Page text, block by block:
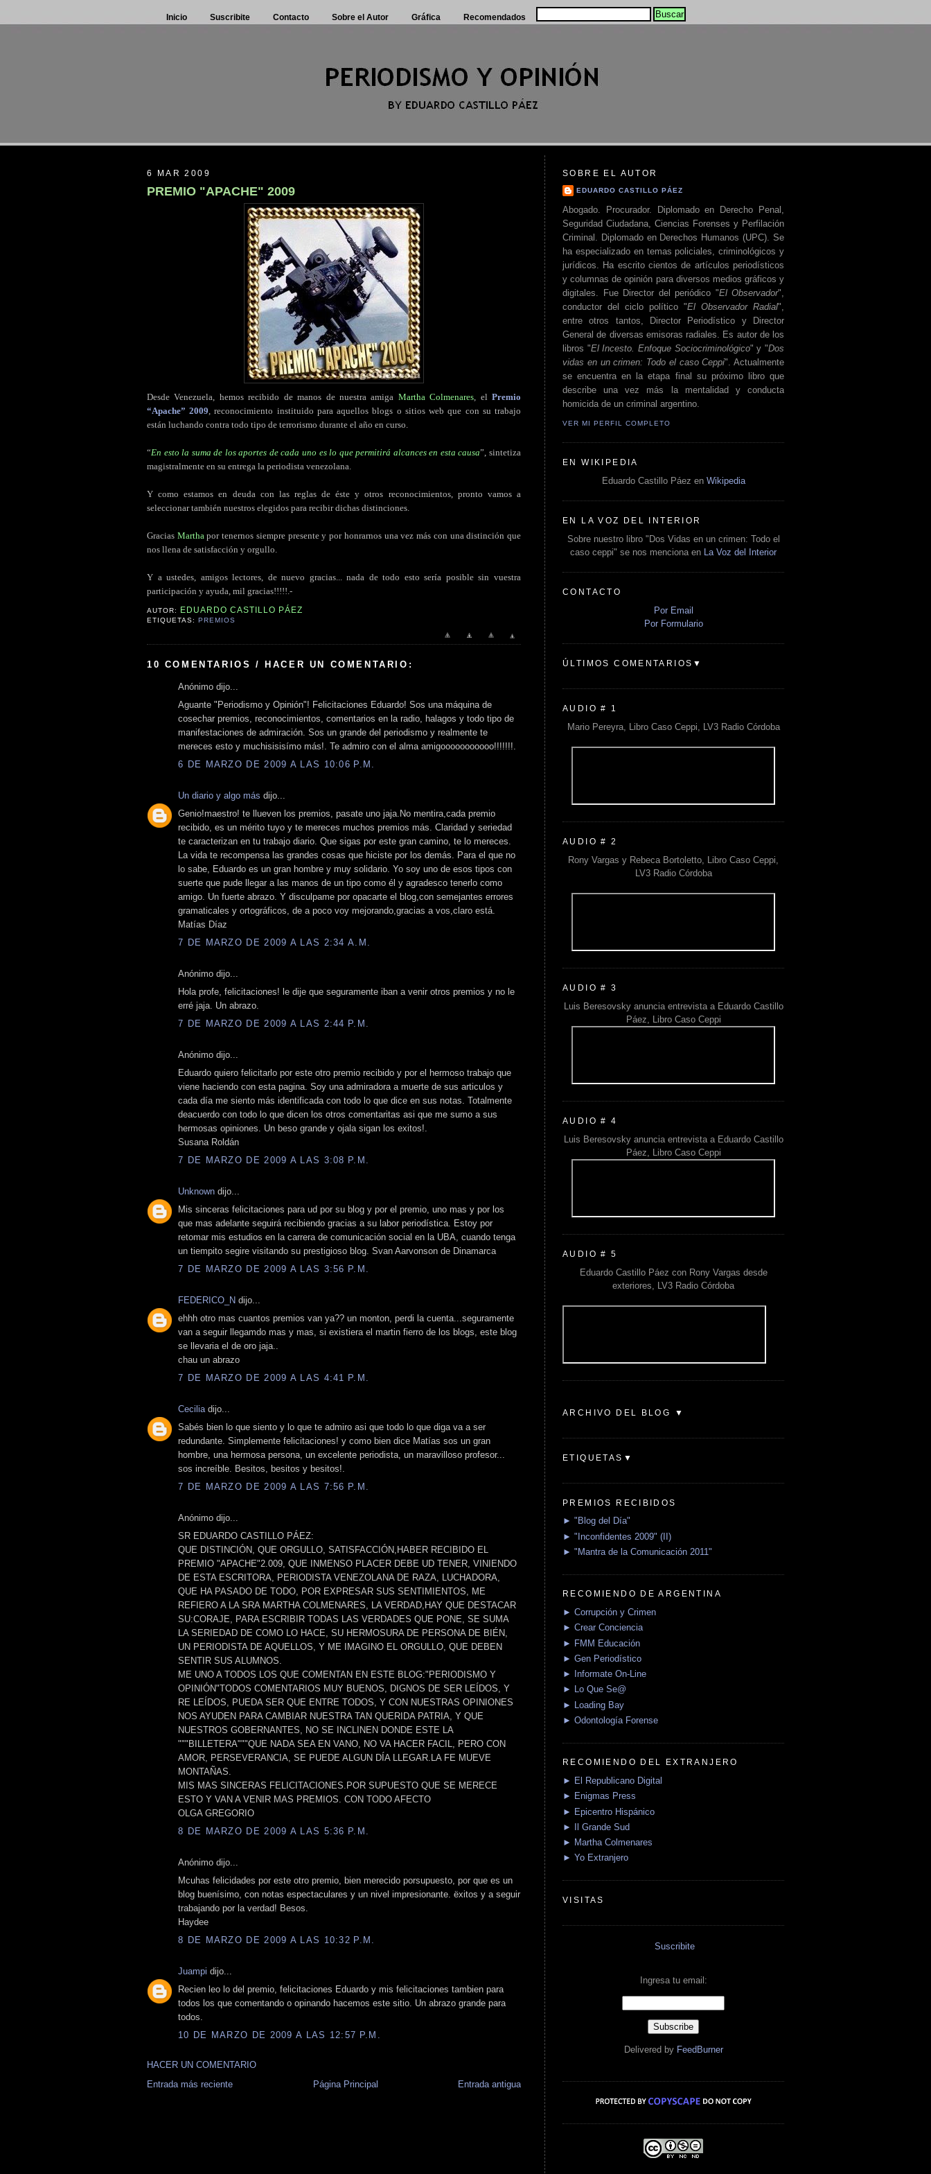
Inicio Suscribite Contacto Sobre el Autor Gráfica Recomendados
6 MAR 2009
PREMIO "APACHE" 2009
Desde Venezuela, hemos recibido de manos de nuestra amiga Martha Colmenares, elPremio
“Apache” 2009, reconocimiento instituido para aquellos blogs o sitios web que con su trabajo
están luchando contra todo tipo de terrorismo durante el año en curso.
“En esto la suma de los aportes de cada uno es lo que permitirá alcances en esta causa”, sintetiza
magistralmente en su entrega la periodista venezolana.
Y como estamos en deuda con las reglas de éste y otros reconocimientos, pronto vamos a
seleccionar también nuestros elegidos para recibir dichas distinciones.
Gracias Marthapor tenernos siempre presente y por honrarnos una vez más con una distinción que
nos llena de satisfacción y orgullo.
Y a ustedes, amigos lectores, de nuevo gracias... nada de todo esto sería posible sin vuestra
participación y ayuda, mil gracias!!!!!.-
AUTOR: EDUARDO CASTILLO PÁEZ
ETIQUETAS:PREMIOS
10 COMENTARIOS / HACER UN COMENTARIO:
Anónimo dijo...
Aguante "Periodismo y Opinión"! Felicitaciones Eduardo! Sos una máquina de
cosechar premios, reconocimientos, comentarios en la radio, halagos y todo tipo de
manifestaciones de admiración. Sos un grande del periodismo y realmente te
mereces esto y muchisisisímo más!. Te admiro con el alma amigooooooooooo!!!!!!!.
6 DE MARZO DE 2009 A LAS 10:06 P.M.
Un diario y algo más dijo...
Genio!maestro! te llueven los premios, pasate uno jaja.No mentira,cada premio
recibido, es un mérito tuyo y te mereces muchos premios más. Claridad y seriedad
te caracterizan en tu trabajo diario. Que sigas por este gran camino, te lo mereces.
La vida te recompensa las grandes cosas que hiciste por los demás. Para el que no
lo sabe, Eduardo es un gran hombre y muy solidario. Yo soy uno de esos tipos con
suerte que pude llegar a las manos de un tipo como él y agradesco tenerlo como
amigo. Un fuerte abrazo. Y disculpame por opacarte el blog,con semejantes errores
gramaticales y ortográficos, de a poco voy mejorando,gracias a vos,claro está.
Matías Díaz
7 DE MARZO DE 2009 A LAS 2:34 A.M.
Anónimo dijo...
Hola profe, felicitaciones! le dije que seguramente iban a venir otros premios y no le
erré jaja. Un abrazo.
7 DE MARZO DE 2009 A LAS 2:44 P.M.
Anónimo dijo...
Eduardo quiero felicitarlo por este otro premio recibido y por el hermoso trabajo que
viene haciendo con esta pagina. Soy una admiradora a muerte de sus articulos y
cada día me siento más identificada con todo lo que dice en sus notas. Totalmente
deacuerdo con todo lo que dicen los otros comentaritas asi que me sumo a sus
hermosas opiniones. Un beso grande y ojala sigan los exitos!.
Susana Roldán
7 DE MARZO DE 2009 A LAS 3:08 P.M.
Unknown dijo...
Mis sinceras felicitaciones para ud por su blog y por el premio, uno mas y por los
que mas adelante seguirá recibiendo gracias a su labor periodística. Estoy por
retomar mis estudios en la carrera de comunicación social en la UBA, cuando tenga
un tiempito segire visitando su prestigioso blog. Svan Aarvonson de Dinamarca
7 DE MARZO DE 2009 A LAS 3:56 P.M.
FEDERICO_N dijo...
ehhh otro mas cuantos premios van ya?? un monton, perdi la cuenta...seguramente
van a seguir llegamdo mas y mas, si existiera el martin fierro de los blogs, este blog
se llevaria el de oro jaja..
chau un abrazo
7 DE MARZO DE 2009 A LAS 4:41 P.M.
Cecilia dijo...
Sabés bien lo que siento y lo que te admiro asi que todo lo que diga va a ser
redundante. Simplemente felicitaciones! y como bien dice Matías sos un gran
hombre, una hermosa persona, un excelente periodista, un maravilloso profesor...
sos increíble. Besitos, besitos y besitos!.
7 DE MARZO DE 2009 A LAS 7:56 P.M.
Anónimo dijo...
SR EDUARDO CASTILLO PÁEZ:
QUE DISTINCIÓN, QUE ORGULLO, SATISFACCIÓN,HABER RECIBIDO EL
PREMIO "APACHE"2.009, QUE INMENSO PLACER DEBE UD TENER, VINIENDO
DE ESTA ESCRITORA, PERIODISTA VENEZOLANA DE RAZA, LUCHADORA,
QUE HA PASADO DE TODO, POR EXPRESAR SUS SENTIMIENTOS, ME
REFIERO A LA SRA MARTHA COLMENARES, LA VERDAD,HAY QUE DESTACAR
SU:CORAJE, PARA ESCRIBIR TODAS LAS VERDADES QUE PONE, SE SUMA
LA SERIEDAD DE COMO LO HACE, SU HERMOSURA DE PERSONA DE BIÉN,
UN PERIODISTA DE AQUELLOS, Y ME IMAGINO EL ORGULLO, QUE DEBEN
SENTIR SUS ALUMNOS.
ME UNO A TODOS LOS QUE COMENTAN EN ESTE BLOG:"PERIODISMO Y
OPINIÓN"TODOS COMENTARIOS MUY BUENOS, DIGNOS DE SER LEÍDOS, Y
RE LEÍDOS, PUEDA SER QUE ENTRE TODOS, Y CON NUESTRAS OPINIONES
NOS AYUDEN PARA CAMBIAR NUESTRA TAN QUERIDA PATRIA, Y QUE
NUESTROS GOBERNANTES, NO SE INCLINEN DONDE ESTE LA
"""BILLETERA"""QUE NADA SEA EN VANO, NO VA HACER FACIL, PERO CON
AMOR, PERSEVERANCIA, SE PUEDE ALGUN DÍA LLEGAR.LA FE MUEVE
MONTAÑAS.
MIS MAS SINCERAS FELICITACIONES.POR SUPUESTO QUE SE MERECE
ESTO Y VAN A VENIR MAS PREMIOS. CON TODO AFECTO
OLGA GREGORIO
8 DE MARZO DE 2009 A LAS 5:36 P.M.
Anónimo dijo...
Mcuhas felicidades por este otro premio, bien merecido porsupuesto, por que es un
blog buenísimo, con notas espectaculares y un nivel impresionante. ëxitos y a seguir
trabajando por la verdad! Besos.
Haydee
8 DE MARZO DE 2009 A LAS 10:32 P.M.
Juampi dijo...
Recien leo lo del premio, felicitaciones Eduardo y mis felicitaciones tambien para
todos los que comentando o opinando hacemos este sitio. Un abrazo grande para
todos.
10 DE MARZO DE 2009 A LAS 12:57 P.M.
HACER UN COMENTARIO
Entrada más reciente
Entrada antigua
Página Principal
SOBRE EL AUTOR
EDUARDO CASTILLO PÁEZ
Abogado. Procurador. Diplomado en Derecho Penal,
Seguridad Ciudadana, Ciencias Forenses y Perfilación
Criminal. Diplomado en Derechos Humanos (UPC). Se
ha especializado en temas policiales, criminológicos y
jurídicos. Ha escrito cientos de artículos periodísticos
y columnas de opinión para diversos medios gráficos y
digitales. Fue Director del periódico "El Observador",
conductor del ciclo político "El Observador Radial",
entre otros tantos, Director Periodístico y Director
General de diversas emisoras radiales. Es autor de los
libros "El Incesto. Enfoque Sociocriminológico" y "Dos
vidas en un crimen: Todo el caso Ceppi". Actualmente
se encuentra en la etapa final su próximo libro que
describe una vez más la mentalidad y conducta
homicida de un criminal argentino.
VER MI PERFIL COMPLETO
EN WIKIPEDIA
Eduardo Castillo Páez en Wikipedia
EN LA VOZ DEL INTERIOR
Sobre nuestro libro "Dos Vidas en un crimen: Todo el
caso ceppi" se nos menciona en
La Voz del Interior
CONTACTO
Por Email
Por Formulario
ÚLTIMOS COMENTARIOS▼
AUDIO # 1
Mario Pereyra, Libro Caso Ceppi, LV3 Radio Córdoba
AUDIO # 2
Rony Vargas y Rebeca Bortoletto, Libro Caso Ceppi,
LV3 Radio Córdoba
AUDIO # 3
Luis Beresovsky anuncia entrevista a Eduardo Castillo
Páez, Libro Caso Ceppi
AUDIO # 4
Luis Beresovsky anuncia entrevista a Eduardo Castillo
Páez, Libro Caso Ceppi
AUDIO # 5
Eduardo Castillo Páez con Rony Vargas desde
exteriores, LV3 Radio Córdoba
ARCHIVO DEL BLOG ▼
ETIQUETAS▼
PREMIOS RECIBIDOS
► "Blog del Día"
► "Inconfidentes 2009" (II)
► "Mantra de la Comunicación 2011"
RECOMIENDO DE ARGENTINA
► Corrupción y Crimen
► Crear Conciencia
► FMM Educación
► Gen Periodístico
► Informate On-Line
► Lo Que Se@
► Loading Bay
► Odontología Forense
RECOMIENDO DEL EXTRANJERO
► El Republicano Digital
► Enigmas Press
► Epicentro Hispánico
► Il Grande Sud
► Martha Colmenares
► Yo Extranjero
VISITAS
Suscribite
Ingresa tu email:
Delivered by FeedBurner